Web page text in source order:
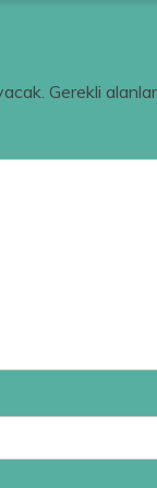
Gerekli alanlar